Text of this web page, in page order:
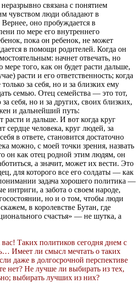
связана с понятием
чувством люди обладают в
оно пробуждается в
по мере его внутреннего
пока он ребенок, не может
в помощи родителей. Когда он
начнет отвечать, но
мере того, как он будет расти дальше,
расти и его ответственность; когда
за себя, но и за близких ему
семью. Отец семейства — это тот,
за себя, но и за других, своих близких,
и дальнейший путь:
расти и дальше. И вот когда круг
сердце человека, круг людей, за
в ответе, становится достаточно
можно, с моей точки зрения, назвать
он как отец родной этим людям, он
а значит, может их вести. Это
для которого все его солдаты — как
задача хорошего политика —
интриги, а забота о своем народе,
но и о том, чтобы люди
в королевстве Бутан, где
счастья» — не шутка, а
Таких политиков сегодня днем с
Имеет ли смысл мечтать о таких
даже в долгосрочной перспективе
нет? Не лучше ли выбирать из тех,
выбирать лучших из них?